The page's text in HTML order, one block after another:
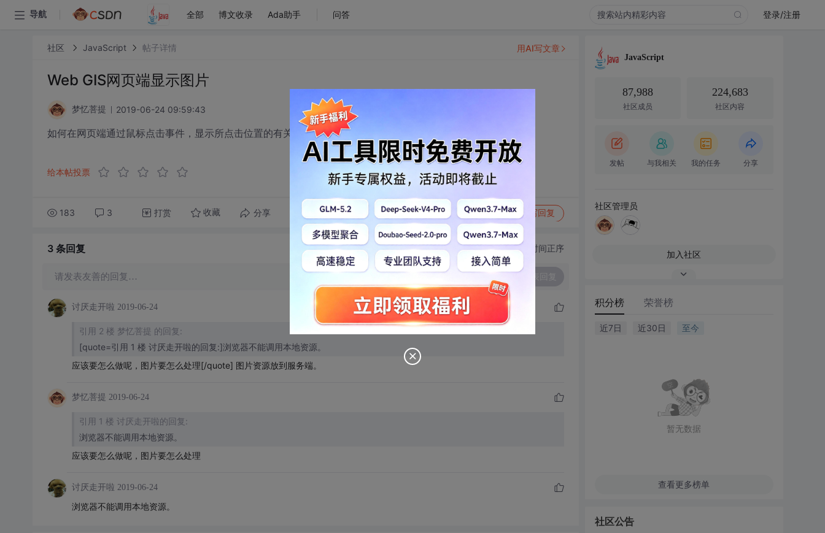
导航 全部 博文收录 Ada助手 问答 登录/注册
社区 JavaScript 帖子详情
Web GIS网页端显示图片
梦忆菩提 2019-06-24 09:59:43
如何在网页端通过鼠标点击事件，显示所点击位置的有关图片(图片是本地的)，最好显示的图片能够有超链接
给本帖投票
183 3 打赏 收藏 分享 转发到动态 举报 写回复
用AI写文章
3 条回复 切换为时间正序
请发表友善的回复…
讨厌走开啦 2019-06-24
引用 2 楼 梦忆菩提 的回复:
[quote=引用 1 楼 讨厌走开啦的回复:]浏览器不能调用本地资源。
应该要怎么做呢，图片要怎么处理[/quote] 图片资源放到服务端。
梦忆菩提 2019-06-24
引用 1 楼 讨厌走开啦的回复:
浏览器不能调用本地资源。
应该要怎么做呢，图片要怎么处理
讨厌走开啦 2019-06-24
浏览器不能调用本地资源。
JavaScript
87,988
社区成员
224,683
社区内容
发帖 与我相关 我的任务 分享
社区管理员
加入社区
积分榜 荣誉榜
近7日 近30日 至今
暂无数据
查看更多榜单
社区公告